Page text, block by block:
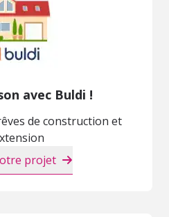
avec Buldi !
de construction et
projet